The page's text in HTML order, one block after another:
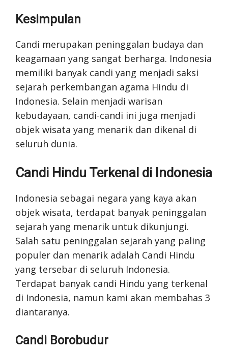
Kesimpulan
Candi merupakan peninggalan budaya dan
keagamaan yang sangat berharga. Indonesia
memiliki banyak candi yang menjadi saksi
sejarah perkembangan agama Hindu di
Indonesia. Selain menjadi warisan
kebudayaan, candi-candi ini juga menjadi
objek wisata yang menarik dan dikenal di
seluruh dunia.
Candi Hindu Terkenal di Indonesia
Indonesia sebagai negara yang kaya akan
objek wisata, terdapat banyak peninggalan
sejarah yang menarik untuk dikunjungi.
Salah satu peninggalan sejarah yang paling
populer dan menarik adalah Candi Hindu
yang tersebar di seluruh Indonesia.
Terdapat banyak candi Hindu yang terkenal
di Indonesia, namun kami akan membahas 3
diantaranya.
Candi Borobudur